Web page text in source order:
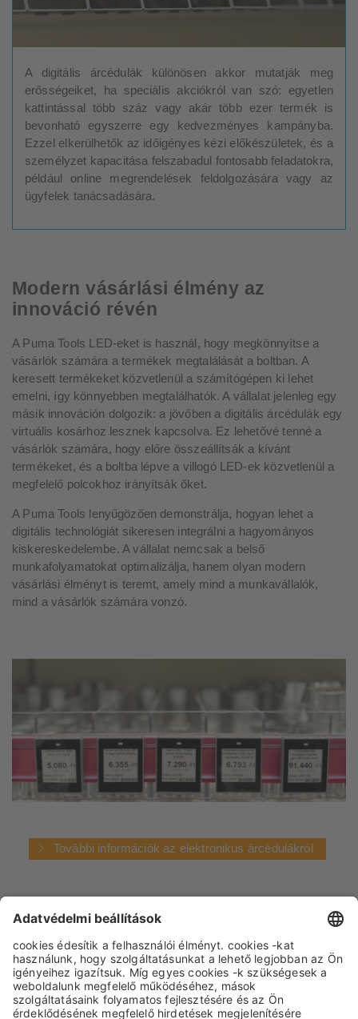
A digitális árcédulák különösen akkor mutatják meg
erősségeiket, ha speciális akciókról van szó: egyetlen
kattintással több száz vagy akár több ezer termék is
bevonható egyszerre egy kedvezményes kampányba.
Ezzel elkerülhetők az időigényes kézi előkészületek, és a
személyzet kapacitása felszabadul fontosabb feladatokra,
például online megrendelések feldolgozására vagy az
ügyfelek tanácsadására.
Modern vásárlási élmény az
innováció révén
A Puma Tools LED-eket is használ, hogy megkönnyítse a
vásárlók számára a termékek megtalálását a boltban. A
keresett termékeket közvetlenül a számítógépen ki lehet
emelni, így könnyebben megtalálhatók. A vállalat jelenleg egy
másik innováción dolgozik: a jövőben a digitális árcédulák egy
virtuális kosárhoz lesznek kapcsolva. Ez lehetővé tenné a
vásárlók számára, hogy előre összeállítsák a kívánt
termékeket, és a boltba lépve a villogó LED-ek közvetlenül a
megfelelő polcokhoz irányítsák őket.
A Puma Tools lenyűgözően demonstrálja, hogyan lehet a
digitális technológiát sikeresen integrálni a hagyományos
kiskereskedelembe. A vállalat nemcsak a belső
munkafolyamatokat optimalizálja, hanem olyan modern
vásárlási élményt is teremt, amely mind a munkavállalók,
mind a vásárlók számára vonzó.
További információk az elektronikus árcédulákról